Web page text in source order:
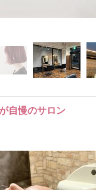
自慢のサロン